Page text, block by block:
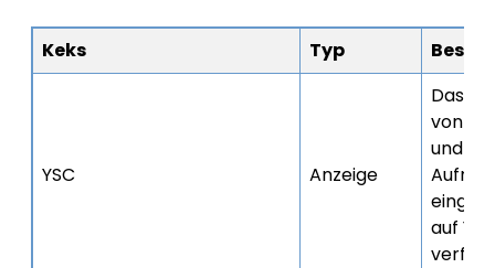
Keks Typ
YSC Anzeige
Das
von
und
auf